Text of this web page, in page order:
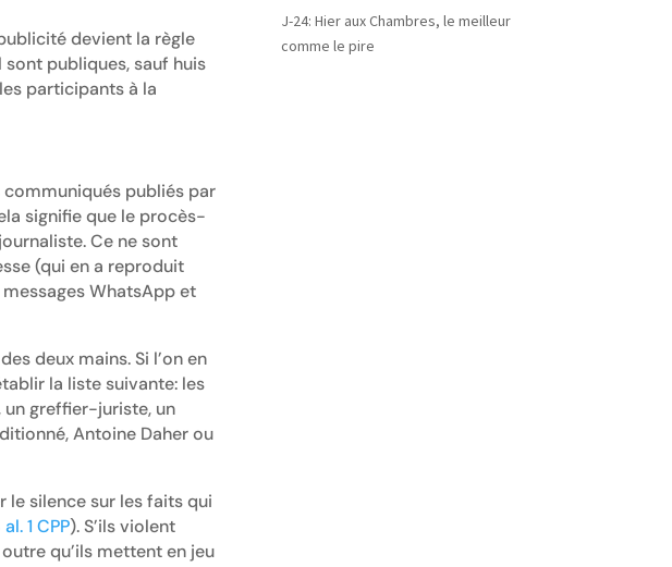
devient la règle
publiques, sauf huis
participants à la
communiqués publiés par
signifie que le procès-
Ce ne sont
(qui en a reproduit
WhatsApp et
deux mains. Si l’on en
la liste suivante: les
un greffier-juriste, un
Antoine Daher ou
silence sur les faits qui
1 CPP). S’ils violent
outre qu’ils mettent en jeu
J-24: Hier aux Chambres, le meilleur
comme le pire